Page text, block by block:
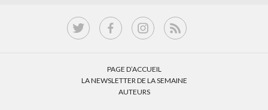
PAGE D’ACCUEIL
LA NEWSLETTER DE LA SEMAINE
AUTEURS